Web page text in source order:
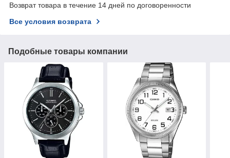
Возврат товара в течение 14 дней по договоренности
Все условия возврата
Подобные товары компании